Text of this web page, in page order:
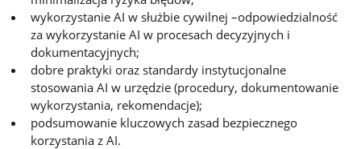
wykorzystanie AI w służbie cywilnej –odpowiedzialność
za wykorzystanie AI w procesach decyzyjnych i
dokumentacyjnych;
dobre praktyki oraz standardy instytucjonalne
stosowania AI w urzędzie (procedury, dokumentowanie
wykorzystania, rekomendacje);
podsumowanie kluczowych zasad bezpiecznego
korzystania z AI.